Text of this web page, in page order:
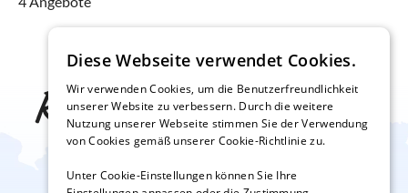
Reise-Inspiration frei
Haus
Diese Webseite verwendet Cookies.
Wir verwenden Cookies, um die Benutzerfreundlichkeit
unserer Website zu verbessern. Durch die weitere
Nutzung unserer Webseite stimmen Sie der Verwendung
von Cookies gemäß unserer Cookie-Richtlinie zu.
Unter Cookie-Einstellungen können Sie Ihre